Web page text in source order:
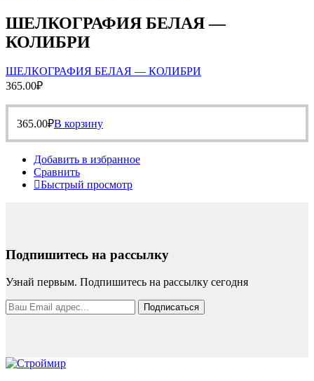
ШЕЛКОГРАФИЯ БЕЛАЯ —
КОЛИБРИ
ШЕЛКОГРАФИЯ БЕЛАЯ — КОЛИБРИ
365.00₽
365.00₽В корзину
Добавить в избранное
Сравнить
Быстрый просмотр
Подпишитесь на рассылку
Узнай первым. Подпишитесь на рассылку сегодня
Подписаться